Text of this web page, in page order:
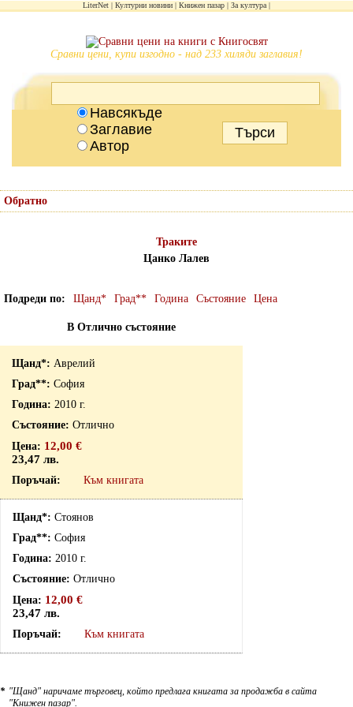
LiterNet Културни новини Книжен пазар За култура
Сравни цени, купи изгодно - над 233 хиляди заглавия!
Навсякъде
Заглавие
Автор
Обратно
Траките
Цанко Лалев
Подреди по Щанд* Град** Година Състояние Цена
В Отлично състояние
Аврелий
София
2010 г.
Отлично
12,00 €
23,47 лв.
Към книгата
Стоянов
София
2010 г.
Отлично
12,00 €
23,47 лв.
Към книгата
* "Щанд" наричаме търговец, който предлага книгата за продажба в сайта
"Книжен пазар".